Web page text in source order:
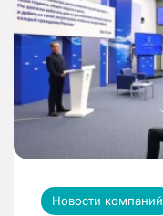
Новости компаний